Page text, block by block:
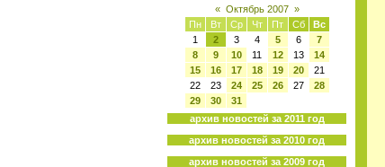
« Октябрь 2007 »
Пн
Вт Ср Чт Пт Сб
Вс
1
2 3 4 5 6
7
8
9 10 11 12 13
14
15
16 17 18 19 20
21
22
23 24 25 26 27
28
29
30
31
архив новостей за 2011 год
архив новостей за 2010 год
архив новостей за 2009 год